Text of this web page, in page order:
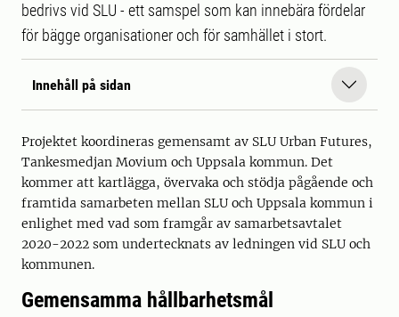
bedrivs vid SLU - ett samspel som kan innebära fördelar
för bägge organisationer och för samhället i stort.
Innehåll på sidan
Projektet koordineras gemensamt av SLU Urban Futures,
Tankesmedjan Movium och Uppsala kommun. Det
kommer att kartlägga, övervaka och stödja pågående och
framtida samarbeten mellan SLU och Uppsala kommun i
enlighet med vad som framgår av samarbetsavtalet
2020-2022 som undertecknats av ledningen vid SLU och
kommunen.
Gemensamma hållbarhetsmål